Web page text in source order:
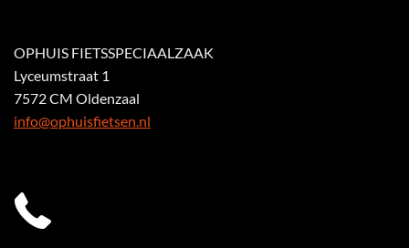
OPHUIS FIETSSPECIAALZAAK
Lyceumstraat 1
7572 CM Oldenzaal
info@ophuisfietsen.nl